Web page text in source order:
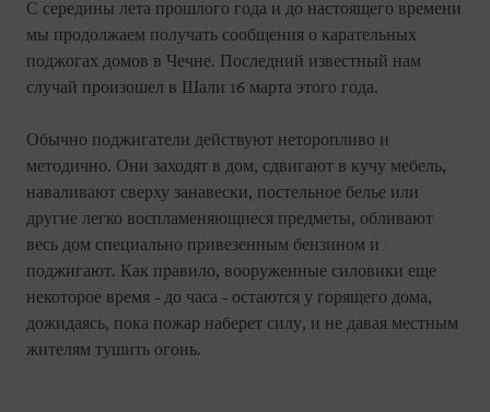
С середины лета прошлого года и до настоящего времени
мы продолжаем получать сообщения о карательных
поджогах домов в Чечне. Последний известный нам
случай произошел в Шали 16 марта этого года.
Обычно поджигатели действуют неторопливо и
методично. Они заходят в дом, сдвигают в кучу мебель,
наваливают сверху занавески, постельное белье или
другие легко воспламеняющиеся предметы, обливают
весь дом специально привезенным бензином и
поджигают. Как правило, вооруженные силовики еще
некоторое время - до часа - остаются у горящего дома,
дожидаясь, пока пожар наберет силу, и не давая местным
жителям тушить огонь.